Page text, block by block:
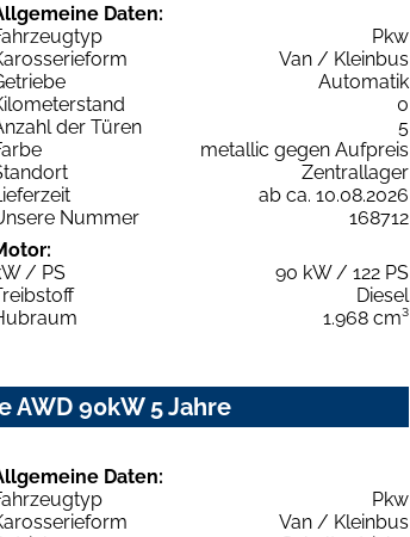
Daten:
Pkw
Van / Kleinbus
Automatik
0
der Türen
5
metallic gegen Aufpreis
Zentrallager
ab ca. 10.08.2026
Nummer
168712
/ PS
90 kW / 122 PS
Diesel
1.968 cm³
AWD 90kW 5 Jahre
Daten:
Pkw
Van / Kleinbus